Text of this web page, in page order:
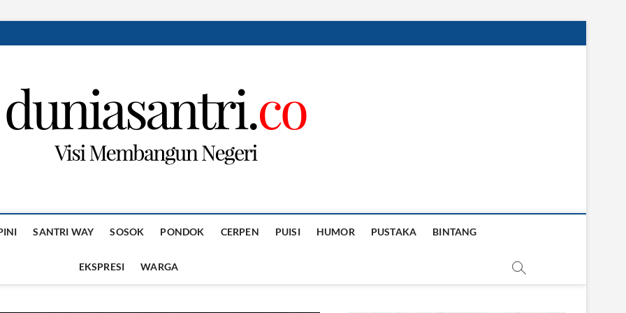
SANTRI WAY SOSOK PONDOK CERPEN PUISI HUMOR PUSTAKA BINTANG
EKSPRESI WARGA